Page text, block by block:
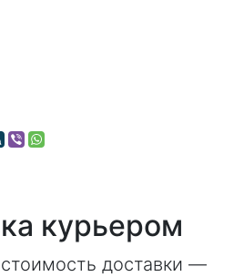
курьером
доставки —